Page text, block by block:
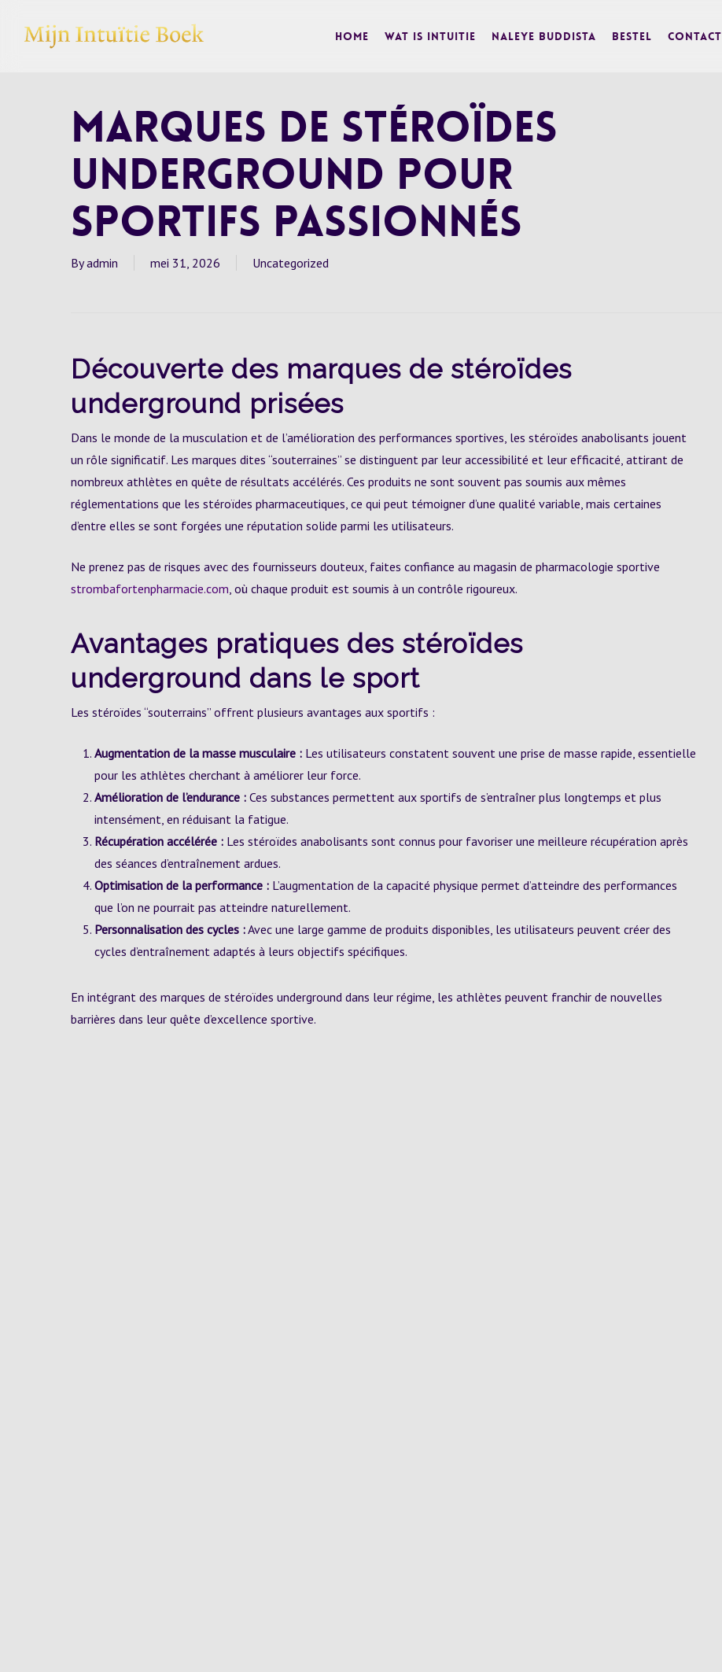
Home Wat is Intuitie Naleye Buddista BESTEL Contact
Marques de Stéroïdes
Underground pour
Sportifs Passionnés
By admin mei 31, 2026 Uncategorized
Découverte des marques de stéroïdes
underground prisées
Dans le monde de la musculation et de l’amélioration des performances sportives, les stéroïdes anabolisants jouent
un rôle significatif. Les marques dites “souterraines” se distinguent par leur accessibilité et leur efficacité, attirant de
nombreux athlètes en quête de résultats accélérés. Ces produits ne sont souvent pas soumis aux mêmes
réglementations que les stéroïdes pharmaceutiques, ce qui peut témoigner d’une qualité variable, mais certaines
d’entre elles se sont forgées une réputation solide parmi les utilisateurs.
Ne prenez pas de risques avec des fournisseurs douteux, faites confiance au magasin de pharmacologie sportive
strombafortenpharmacie.com, où chaque produit est soumis à un contrôle rigoureux.
Avantages pratiques des stéroïdes
underground dans le sport
Les stéroïdes “souterrains” offrent plusieurs avantages aux sportifs :
Augmentation de la masse musculaire : Les utilisateurs constatent souvent une prise de masse rapide, essentielle
pour les athlètes cherchant à améliorer leur force.
Amélioration de l’endurance : Ces substances permettent aux sportifs de s’entraîner plus longtemps et plus
intensément, en réduisant la fatigue.
Récupération accélérée : Les stéroïdes anabolisants sont connus pour favoriser une meilleure récupération après
des séances d’entraînement ardues.
Optimisation de la performance : L’augmentation de la capacité physique permet d’atteindre des performances
que l’on ne pourrait pas atteindre naturellement.
Personnalisation des cycles :Avec une large gamme de produits disponibles, les utilisateurs peuvent créer des
cycles d’entraînement adaptés à leurs objectifs spécifiques.
En intégrant des marques de stéroïdes underground dans leur régime, les athlètes peuvent franchir de nouvelles
barrières dans leur quête d’excellence sportive.